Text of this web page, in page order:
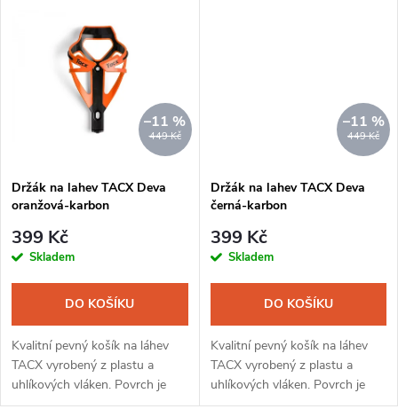
449 Kč
–11 %
Držák na lahev TACX Deva
oranžová-karbon
399 Kč
Skladem
DO KOŠÍKU
Kvalitní pevný košík na láhev
TACX vyrobený z plastu a
uhlíkových vláken. Povrch je
lesklý, z barvených skelných
449 Kč
–11 %
Držák na lahev TACX Deva
černá-karbon
399 Kč
Skladem
DO KOŠÍKU
Kvalitní pevný košík na láhev
TACX vyrobený z plastu a
uhlíkových vláken. Povrch je
lesklý, z barvených skelných